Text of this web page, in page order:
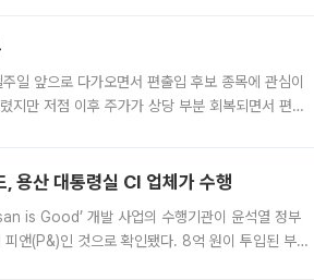
일 앞으로 다가오면서 편출입 후보 종목에 관심이
지만 저점 이후 주가가 상당 부분 회복되면서 편입
산 대통령실 CI 업체가 수행
is Good’ 개발 사업의 수행기관이 윤석열 정부
앤(P&)인 것으로 확인됐다. 8억 원이 투입된 부산